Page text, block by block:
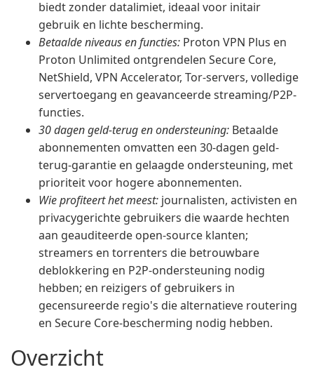
biedt zonder datalimiet, ideaal voor initair
gebruik en lichte bescherming.
Betaalde niveaus en functies: Proton VPN Plus en
Proton Unlimited ontgrendelen Secure Core,
NetShield, VPN Accelerator, Tor-servers, volledige
servertoegang en geavanceerde streaming/P2P-
functies.
30 dagen geld-terug en ondersteuning: Betaalde
abonnementen omvatten een 30-dagen geld-
terug-garantie en gelaagde ondersteuning, met
prioriteit voor hogere abonnementen.
Wie profiteert het meest: journalisten, activisten en
privacygerichte gebruikers die waarde hechten
aan geauditeerde open-source klanten;
streamers en torrenters die betrouwbare
deblokkering en P2P-ondersteuning nodig
hebben; en reizigers of gebruikers in
gecensureerde regio's die alternatieve routering
en Secure Core-bescherming nodig hebben.
Overzicht